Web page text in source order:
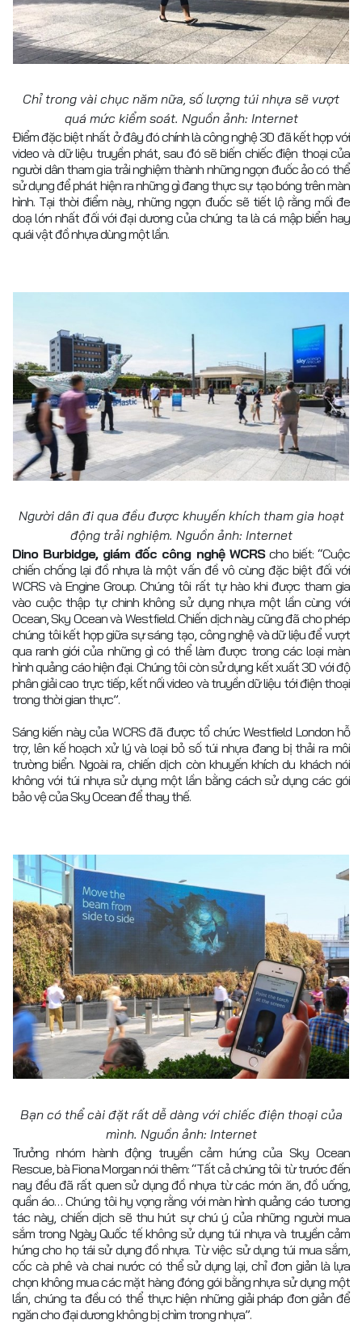
Chỉ trong vài chục năm nữa, số lượng túi nhựa sẽ vượt
quá mức kiểm soát. Nguồn ảnh: Internet
Điểm đặc biệt nhất ở đây đó chính là công nghệ 3D đã kết hợp với
video và dữ liệu truyền phát, sau đó sẽ biến chiếc điện thoại của
người dân tham gia trải nghiệm thành những ngọn đuốc ảo có thể
sử dụng để phát hiện ra những gì đang thực sự tạo bóng trên màn
hình. Tại thời điểm này, những ngọn đuốc sẽ tiết lộ rằng mối đe
doạ lớn nhất đối với đại dương của chúng ta là cá mập biển hay
quái vật đồ nhựa dùng một lần.
Người dân đi qua đều được khuyến khích tham gia hoạt
động trải nghiệm. Nguồn ảnh: Internet
Dino Burbidge, giám đốc công nghệ WCRScho biết: “Cuộc
chiến chống lại đồ nhựa là một vấn đề vô cùng đặc biệt đối với
WCRS và Engine Group. Chúng tôi rất tự hào khi được tham gia
vào cuộc thập tự chinh không sử dụng nhựa một lần cùng với
Ocean, Sky Ocean và Westfield. Chiến dịch này cũng đã cho phép
chúng tôi kết hợp giữa sự sáng tạo, công nghệ và dữ liệu để vượt
qua ranh giới của những gì có thể làm được trong các loại màn
hình quảng cáo hiện đại. Chúng tôi còn sử dụng kết xuất 3D với độ
phân giải cao trực tiếp, kết nối video và truyền dữ liệu tới điện thoại
trong thời gian thực”.
Sáng kiến này của WCRS đã được tổ chức Westfield London hỗ
trợ, lên kế hoạch xử lý và loại bỏ số túi nhựa đang bị thải ra môi
trường biển. Ngoài ra, chiến dịch còn khuyến khích du khách nói
không với túi nhựa sử dụng một lần bằng cách sử dụng các gói
bảo vệ của Sky Ocean để thay thế.
Bạn có thể cài đặt rất dễ dàng với chiếc điện thoại của
mình. Nguồn ảnh: Internet
Trưởng nhóm hành động truyền cảm hứng của Sky Ocean
Rescue, bà Fiona Morgan nói thêm: “Tất cả chúng tôi từ trước đến
nay đều đã rất quen sử dụng đồ nhựa từ các món ăn, đồ uống,
quần áo… Chúng tôi hy vọng rằng với màn hình quảng cáo tương
tác này, chiến dịch sẽ thu hút sự chú ý của những người mua
sắm trong Ngày Quốc tế không sử dụng túi nhựa và truyền cảm
hứng cho họ tái sử dụng đồ nhựa. Từ việc sử dụng túi mua sắm,
cốc cà phê và chai nước có thể sử dụng lại, chỉ đơn giản là lựa
chọn không mua các mặt hàng đóng gói bằng nhựa sử dụng một
lần, chúng ta đều có thể thực hiện những giải pháp đơn giản để
ngăn cho đại dương không bị chìm trong nhựa”.